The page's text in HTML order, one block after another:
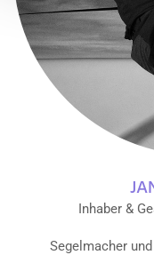
Inhaber &
Segelmacher